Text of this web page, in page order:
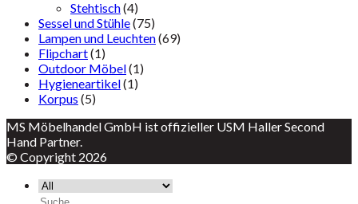
Stehtisch(4)
Sessel und Stühle(75)
Lampen und Leuchten(69)
Flipchart(1)
Outdoor Möbel(1)
Hygieneartikel(1)
Korpus (5)
MS Möbelhandel GmbH ist offizieller USM Haller Second
Hand Partner.
© Copyright 2026
Suche